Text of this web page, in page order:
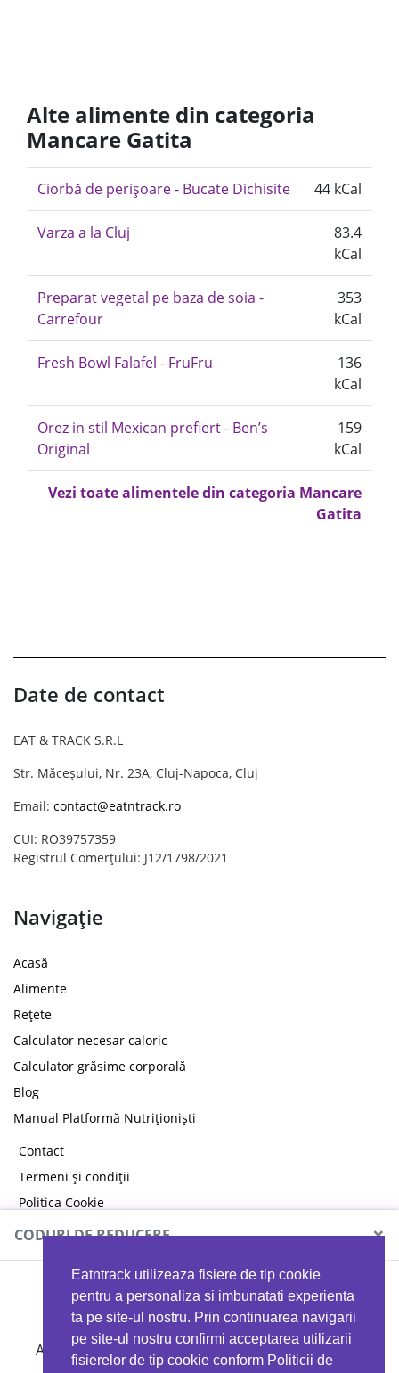
Eatntrack utilizeaza fisiere de tip cookie
pentru a personaliza si imbunatati experienta
ta pe site-ul nostru. Prin continuarea navigarii
pe site-ul nostru confirmi acceptarea utilizarii
fisierelor de tip cookie conform Politicii de
Alte alimente din categoria
Mancare Gatita
Ciorbă de perișoare - Bucate Dichisite 44 kCal
Varza a la Cluj
83.4
kCal
Preparat vegetal pe baza de soia -
Carrefour
353
kCal
Fresh Bowl Falafel - FruFru
136
kCal
Orez in stil Mexican prefiert - Ben’s
Original
159
kCal
Vezi toate alimentele din categoria Mancare
Gatita
Date de contact
EAT & TRACK S.R.L
Str. Măceșului, Nr. 23A, Cluj-Napoca, Cluj
Email: contact@eatntrack.ro
CUI: RO39757359
Registrul Comerțului: J12/1798/2021
Navigație
Acasă
Alimente
Rețete
Calculator necesar caloric
Calculator grăsime corporală
Blog
Manual Platformă Nutriționiști
Contact
Termeni și condiții
Politica Cookie
Politica de confidențialitate
CODURI DE REDUCERE ×
MYPROTEIN
Ai 40%reducere la orice comandă folosind codul